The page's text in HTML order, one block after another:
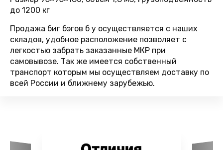
до 1200 кг
Продажа биг бэгов б у осуществляется с наших
складов, удобное расположение позволяет с
легкостью забрать заказанные МКР при
самовывозе. Так же имеется собственный
транспорт которым мы осуществляем доставку по
всей России и ближнему зарубежью.